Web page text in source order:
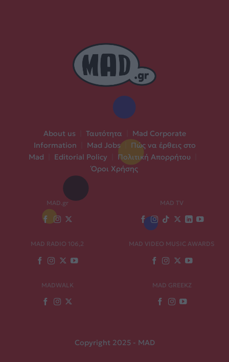
About us Ταυτότητα
Mad Corporate
Information
Mad Jobs
Πώς να έρθεις στο
Mad
Editorial Policy Πολιτική Απορρήτου
Όροι Χρήσης
MAD.gr MAD TV
MAD RADIO 106,2 MAD VIDEO MUSIC AWARDS
MADWALK MAD GREEKZ
Copyright 2025 - MAD